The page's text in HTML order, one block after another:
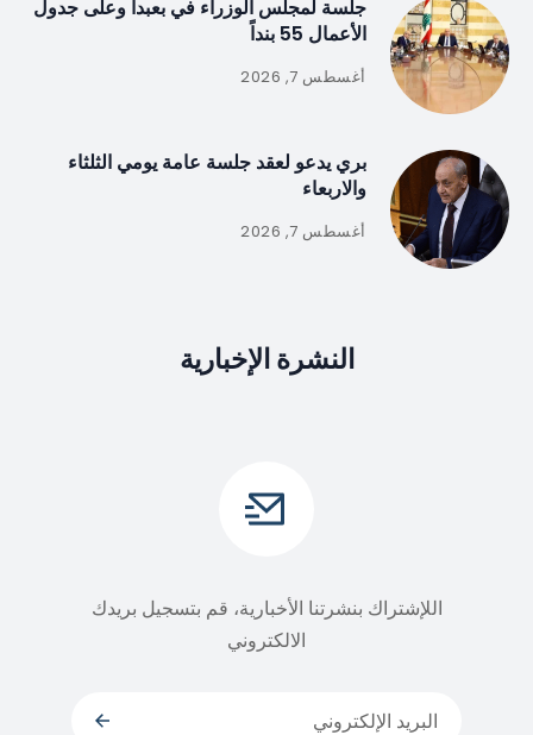
جلسة لمجلس الوزراء في بعبدا وعلى جدول
الأعمال 55 بنداً
أغسطس 7, 2026
بري يدعو لعقد جلسة عامة يومي الثلثاء
والاربعاء
أغسطس 7, 2026
النشرة الإخبارية
اللإشتراك بنشرتنا الأخبارية، قم بتسجيل بريدك
الالكتروني